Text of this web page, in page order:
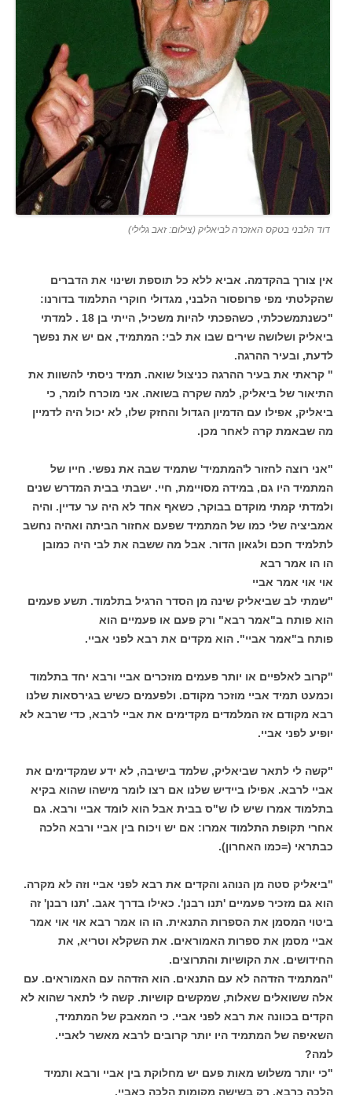
דוד הלבני בטקס האזכרה לביאליק (צילום: זאב גלילי)
אין צורך בהקדמה. אביא ללא כל תוספת ושינוי את הדברים
שהקלטתי מפי פרופסור הלבני, מגדולי חוקרי התלמוד בדורנו:
"כשנתמשכלתי, כשהפכתי להיות משכיל, הייתי בן 18 . למדתי
ביאליק ושלושה שירים שבו את לבי: המתמיד, אם יש את נפשך
לדעת, ובעיר ההרגה.
" קראתי את בעיר ההרגה כניצול שואה. תמיד ניסתי להשוות את
התיאור של ביאליק, למה שקרה בשואה. אני מוכרח לומר, כי
ביאליק, אפילו עם הדמיון הגדול והחזק שלו, לא יכול היה לדמיין
מה שבאמת קרה לאחר מכן.
"אני רוצה לחזור ל'המתמיד' שתמיד שבה את נפשי. חייו של
המתמיד היו גם, במידה מסויימת, חיי. ישבתי בבית המדרש שנים
ולמדתי קמתי מוקדם בבוקר, כשאף אחד לא היה ער עדיין. והיה
אמביציה שלי כמו של המתמיד שפעם אחזור הביתה ואהיה נחשב
לתלמיד חכם ולגאון הדור. אבל מה ששבה את לבי היה כמובן
הו הו אמר רבא
אוי אוי אמר אביי
"שמתי לב שביאליק שינה מן הסדר הרגיל בתלמוד. תשע פעמים
הוא פותח ב"אמר רבא" ורק פעם או פעמיים הוא
פותח ב"אמר אביי". הוא מקדים את רבא לפני אביי.
"קרוב לאלפיים או יותר פעמים מוזכרים אביי ורבא יחד בתלמוד
וכמעט תמיד אביי מוזכר מקודם. ולפעמים כשיש בגירסאות שלנו
רבא מקודם אז המלמדים מקדימים את אביי לרבא, כדי שרבא לא
יופיע לפני אביי.
"קשה לי לתאר שביאליק, שלמד בישיבה, לא ידע שמקדימים את
אביי לרבא. אפילו ביידיש שלנו אם רצו לומר מישהו שהוא בקיא
בתלמוד אמרו שיש לו ש"ס בבית אבל הוא לומד אביי ורבא. גם
אחרי תקופת התלמוד אמרו: אם יש ויכוח בין אביי ורבא הלכה
כבתראי (=כמו האחרון).
"ביאליק סטה מן הנוהג והקדים את רבא לפני אביי וזה לא מקרה.
הוא גם מזכיר פעמיים 'תנו רבנן'. כאילו בדרך אגב. 'תנו רבנן' זה
ביטוי המסמן את הספרות התנאית. הו הו אמר רבא אוי אוי אמר
אביי מסמן את ספרות האמוראים. את השקלא וטריא, את
החידושים. את הקושיות והתרוצים.
"המתמיד הזדהה לא עם התנאים. הוא הזדהה עם האמוראים. עם
אלה ששואלים שאלות, שמקשים קושיות. קשה לי לתאר שהוא לא
הקדים בכוונה את רבא לפני אביי. כי המאבק של המתמיד,
השאיפה של המתמיד היו יותר קרובים לרבא מאשר לאביי.
למה?
"כי יותר משלוש מאות פעם יש מחלוקת בין אביי ורבא ותמיד
הלכה כרבא. רק בשישה מקומות הלכה כאביי.